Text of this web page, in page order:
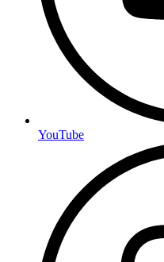
YouTube